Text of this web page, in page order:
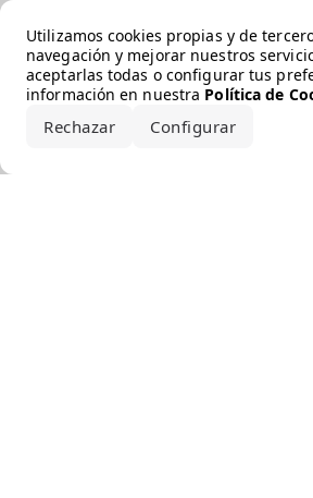
Utilizamos cookies propias y de
navegación y mejorar nuestros
aceptarlas todas o configurar tus
información en nuestra Política de
Rechazar Configurar
Error loading